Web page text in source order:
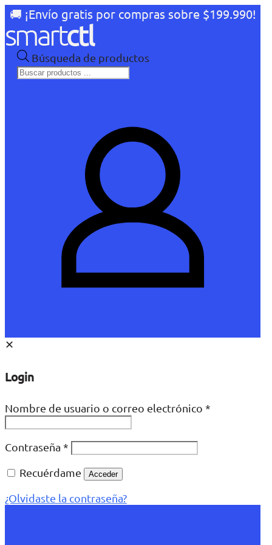
🚚 ¡Envío gratis por compras sobre $199.990!
Búsqueda de productos
✕
Login
Nombre de usuario o correo electrónico *
Contraseña *
Recuérdame
Acceder
¿Olvidaste la contraseña?